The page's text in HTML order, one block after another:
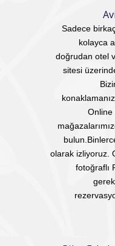
Sadece
kolayca
doğrudan otel
sitesi
Online
olarak izliyoruz.
fotoğraflı